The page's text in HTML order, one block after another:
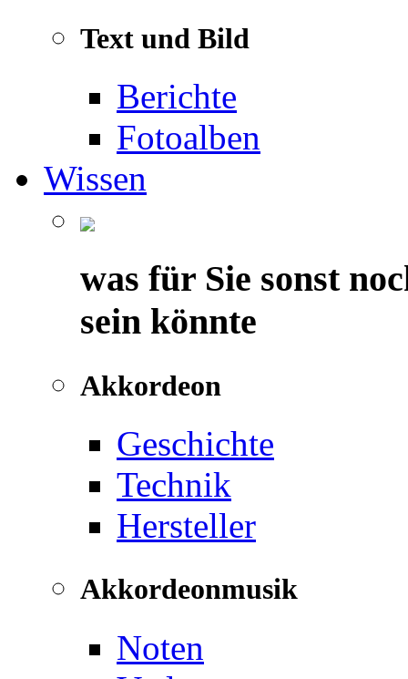
Text und Bild
Berichte
Fotoalben
Wissen
was für Sie sonst
sein könnte
Akkordeon
Geschichte
Technik
Hersteller
Akkordeonmusik
Noten